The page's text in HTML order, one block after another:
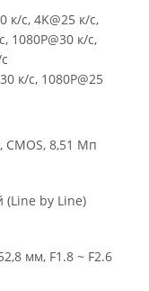
к/с, 4K@25 к/с,
1080P@30 к/с,
к/с, 1080P@25
8,51 Мп
(Line by Line)
мм, F1.8 ~ F2.6